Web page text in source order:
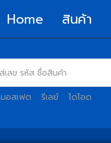
Home สินค้า
มอสเฟต รีเลย์ ไดโอด